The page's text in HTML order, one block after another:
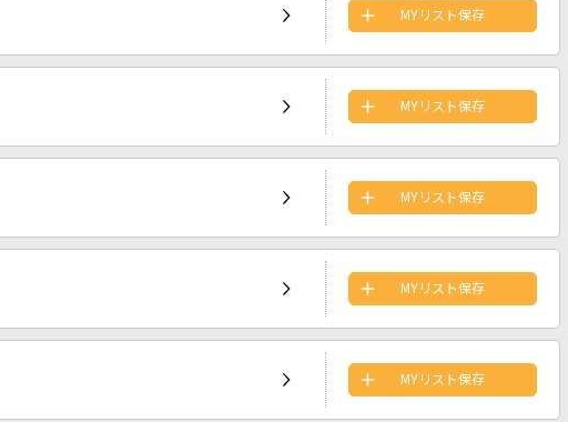
MYリスト保存
MYリスト保存
MYリスト保存
MYリスト保存
MYリスト保存